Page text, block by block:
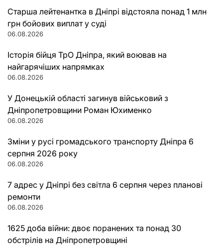
Старша лейтенантка в Дніпрі відстояла понад 1 млн
грн бойових виплат у суді
06.08.2026
Історія бійця ТрО Дніпра, який воював на
найгарячіших напрямках
06.08.2026
У Донецькій області загинув військовий з
Дніпропетровщини Роман Юхименко
06.08.2026
Зміни у русі громадського транспорту Дніпра 6
серпня 2026 року
06.08.2026
7 адрес у Дніпрі без світла 6 серпня через планові
ремонти
06.08.2026
1625 доба війни: двоє поранених та понад 30
обстрілів на Дніпропетровщині